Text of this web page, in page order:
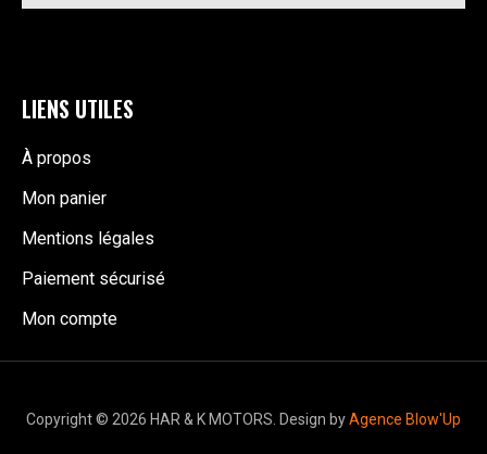
LIENS UTILES
À propos
Mon panier
Mentions légales
Paiement sécurisé
Mon compte
Copyright © 2026 HAR & K MOTORS. Design byAgence Blow'Up